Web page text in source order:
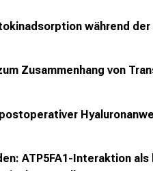
während
Zusammenhang von
ATP5FA1-Interaktion